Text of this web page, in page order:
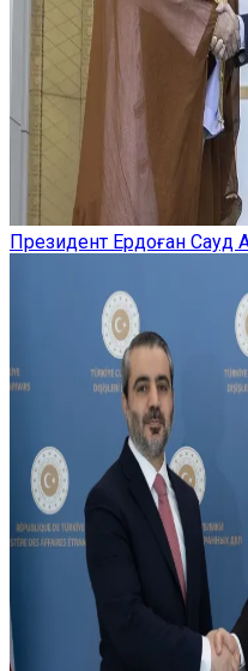
Президент Ердоған Сауд